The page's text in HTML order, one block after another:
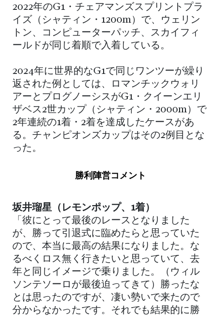
2022年のG1・チェアマンズスプリントプラ
イズ（シャティン・1200m）で、ウェリン
トン、コンピューターパッチ、スカイフィ
ールドが同じ着順で入着している。
2024年に世界的なG1で同じワンツーが繰り
返された例としては、ロマンチックウォリ
アーとプログノーシスがG1・クイーンエリ
ザベス2世カップ（シャティン・2000m）で
2年連続の1着・2着を達成したケースがあ
る。チャンピオンズカップはその2例目とな
った。
勝利陣営コメント
坂井瑠星（レモンポップ、1着）
「彼にとって最後のレースとなりました
が、勝って引退式に臨めたらと思っていた
ので、本当に最高の結果になりました。な
るべくロス無く行きたいと思っていて、去
年と同じイメージで乗りました。（ウィル
ソンテソーロが最後迫ってきて）勝ったな
とは思ったのですが、凄い勢いで来たので
分からなかったです。それでも結果的に勝